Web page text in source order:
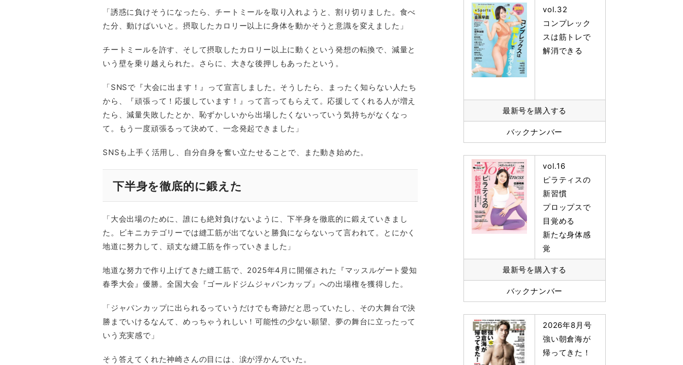
「誘惑に負けそうになったら、チートミールを取り入れようと、割り切りました。食べ
た分、動けばいいと。摂取したカロリー以上に身体を動かそうと意識を変えました」
チートミールを許す、そして摂取したカロリー以上に動くという発想の転換で、減量と
いう壁を乗り越えられた。さらに、大きな後押しもあったという。
「SNSで『大会に出ます！』って宣言しました。そうしたら、まったく知らない人たち
から、『頑張って！応援しています！』って言ってもらえて。応援してくれる人が増え
たら、減量失敗したとか、恥ずかしいから出場したくないっていう気持ちがなくなっ
て。もう一度頑張るって決めて、一念発起できました」
SNSも上手く活用し、自分自身を奮い立たせることで、また動き始めた。
下半身を徹底的に鍛えた
「大会出場のために、誰にも絶対負けないように、下半身を徹底的に鍛えていきまし
た。ビキニカテゴリーでは縫工筋が出てないと勝負にならないって言われて。とにかく
地道に努力して、頑丈な縫工筋を作っていきました」
地道な努力で作り上げてきた縫工筋で、2025年4月に開催された『マッスルゲート愛知
春季大会』優勝。全国大会『ゴールドジムジャパンカップ』への出場権を獲得した。
「ジャパンカップに出られるっていうだけでも奇跡だと思っていたし、その大舞台で決
勝までいけるなんて、めっちゃうれしい！可能性の少ない願望、夢の舞台に立ったって
いう充実感で」
そう答えてくれた神崎さんの目には、涙が浮かんでいた。
vol.32
コンプレック
スは筋トレで
解消できる
最新号を購入する
バックナンバー
vol.16
ピラティスの
新習慣
プロップスで
目覚める
新たな身体感
覚
最新号を購入する
バックナンバー
2026年8月号
強い朝倉海が
帰ってきた！